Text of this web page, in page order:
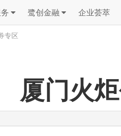
鹭创金融 企业荟萃
专区
厦门火